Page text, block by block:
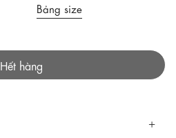
Bảng size
Hết hàng